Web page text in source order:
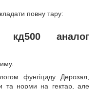
повну тару:
кд500 аналог
фунгіциду Дерозал,
та норми на гектар, але